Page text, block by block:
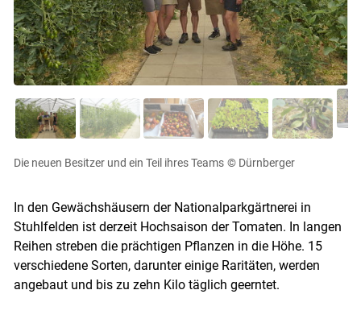
Die neuen Besitzer und ein Teil ihres Teams © Dürnberger
In den Gewächshäusern der Nationalparkgärtnerei in
Stuhlfelden ist derzeit Hochsaison der Tomaten. In langen
Reihen streben die prächtigen Pflanzen in die Höhe. 15
verschiedene Sorten, darunter einige Raritäten, werden
angebaut und bis zu zehn Kilo täglich geerntet.